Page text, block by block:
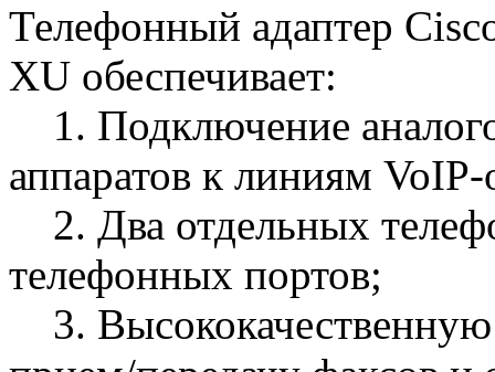
Телефонный адаптер
XU обеспечивает:
1. Подключение
аппаратов к линиям VoIP-
2. Два отдельных
телефонных портов;
3.